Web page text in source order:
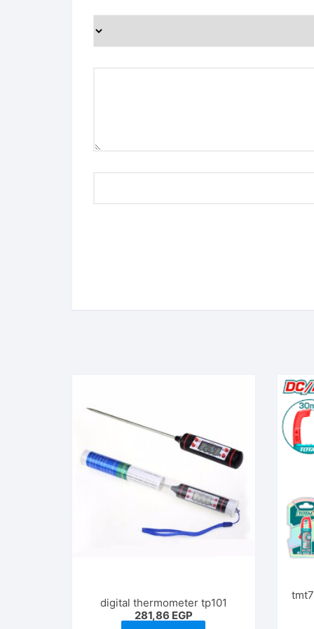
digital thermometer tp101
281,86 EGP